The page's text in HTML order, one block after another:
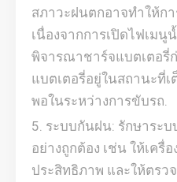
สภาวะฝนตกอาจทำให้ก
เนื่องจากการเปิดไฟเม
พิจารณาชาร์จแบตเตอรี่
แบตเตอรี่อยู่ในสถานะที่เ
พอในระหว่างการขับรถ.
ระบบกันฝน: รักษาระ
อย่างถูกต้อง เช่น ให้เครื่
ประสิทธิภาพ และให้ตรว